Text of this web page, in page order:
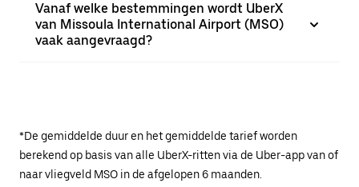
Vanaf welke bestemmingen wordt UberX
van Missoula International Airport (MSO)
vaak aangevraagd?
*De gemiddelde duur en het gemiddelde tarief worden
berekend op basis van alle UberX-ritten via de Uber-app van of
naar vliegveld MSO in de afgelopen 6 maanden.